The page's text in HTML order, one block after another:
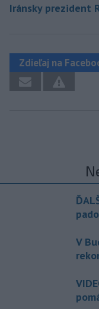
Iránsky prezident
Zdieľaj na
V